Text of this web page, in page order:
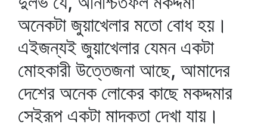
অনেকটা জুয়াখেলার মতো বোধ হয়।
এইজন্যই জুয়াখেলার যেমন একটা
মোহকারী উত্তেজনা আছে, আমাদের
দেশের অনেক লোকের কাছে মকদ্দমার
সেইরূপ একটা মাদকতা দেখা যায়।